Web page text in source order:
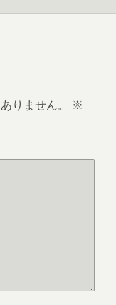
りません。
※